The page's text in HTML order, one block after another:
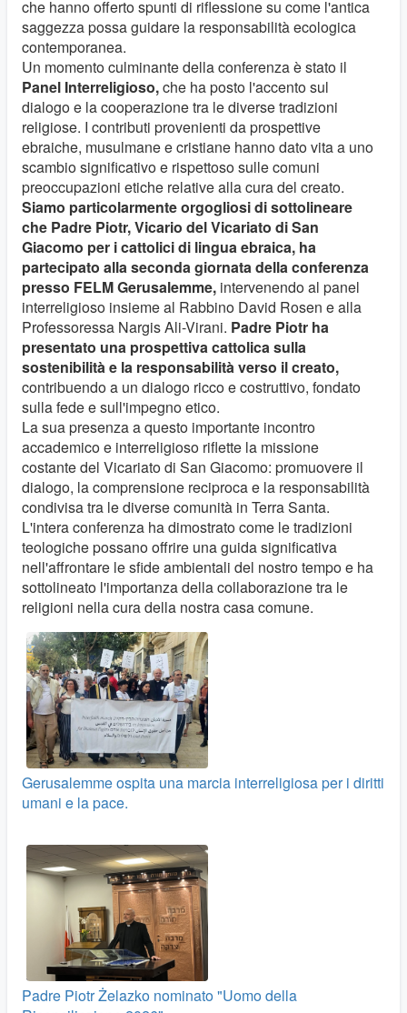
che hanno offerto spunti di riflessione su come l'antica
saggezza possa guidare la responsabilità ecologica
contemporanea.
Un momento culminante della conferenza è stato il
Panel Interreligioso,che ha posto l'accento sul
dialogo e la cooperazione tra le diverse tradizioni
religiose. I contributi provenienti da prospettive
ebraiche, musulmane e cristiane hanno dato vita a uno
scambio significativo e rispettoso sulle comuni
preoccupazioni etiche relative alla cura del creato.
Siamo particolarmente orgogliosi di sottolineare
che Padre Piotr, Vicario del Vicariato di San
Giacomo per i cattolici di lingua ebraica, ha
partecipato alla seconda giornata della conferenza
presso FELM Gerusalemme, intervenendo al panel
interreligioso insieme al Rabbino David Rosen e alla
Professoressa Nargis Ali-Virani. Padre Piotr ha
presentato una prospettiva cattolica sulla
sostenibilità e la responsabilità verso il creato,
contribuendo a un dialogo ricco e costruttivo, fondato
sulla fede e sull'impegno etico.
La sua presenza a questo importante incontro
accademico e interreligioso riflette la missione
costante del Vicariato di San Giacomo: promuovere il
dialogo, la comprensione reciproca e la responsabilità
condivisa tra le diverse comunità in Terra Santa.
L'intera conferenza ha dimostrato come le tradizioni
teologiche possano offrire una guida significativa
nell'affrontare le sfide ambientali del nostro tempo e ha
sottolineato l'importanza della collaborazione tra le
religioni nella cura della nostra casa comune.
Gerusalemme ospita una marcia interreligiosa per i diritti
umani e la pace.
Padre Piotr Żelazko nominato "Uomo della